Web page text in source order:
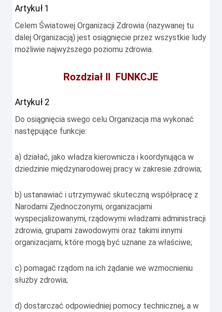
Artykuł 1
Celem Światowej Organizacji Zdrowia (nazywanej tu
dalej Organizacją) jest osiągnięcie przez wszystkie ludy
możliwie najwyższego poziomu zdrowia.
Rozdział II FUNKCJE
Artykuł 2
Do osiągnięcia swego celu Organizacja ma wykonać
następujące funkcje:
a) działać, jako władza kierownicza i koordynująca w
dziedzinie międzynarodowej pracy w zakresie zdrowia;
b) ustanawiać i utrzymywać skuteczną współpracę z
Narodami Zjednoczonymi, organizacjami
wyspecjalizowanymi, rządowymi władzami administracji
zdrowia, grupami zawodowymi oraz takimi innymi
organizacjami, które mogą być uznane za właściwe;
c) pomagać rządom na ich żądanie we wzmocnieniu
służby zdrowia;
d) dostarczać odpowiedniej pomocy technicznej, a w